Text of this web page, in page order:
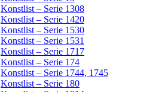
Konstlist – Serie 1308
Konstlist – Serie 1420
Konstlist – Serie 1530
Konstlist – Serie 1531
Konstlist – Serie 1717
Konstlist – Serie 174
Konstlist – Serie 1744, 1745
Konstlist – Serie 180